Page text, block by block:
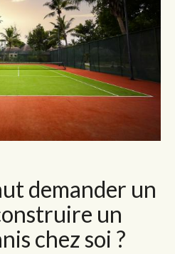
demander un
un
chez soi ?